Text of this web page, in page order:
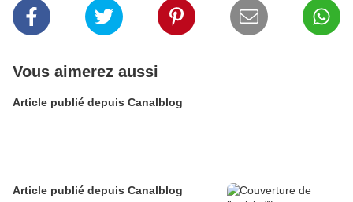
Vous aimerez aussi
Article publié depuis Canalblog
Article publié depuis Canalblog